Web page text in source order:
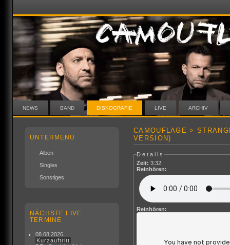
NEWS BAND DISKOGRAFIE LIVE ARCHIV
UNTERMENÜ
Alben
Singles
Sonstiges
NÄCHSTE LIVE
TERMINE
08.08.2026
Kurzauftritt
CAMOUFLAGE >
VERSION)
Details
Zeit: 3:32
Reinhören:
Reinhören: